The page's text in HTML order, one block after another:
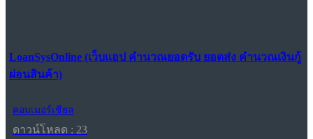
LoanSysOnline (เว็บแอป คำนวณยอดรับ ยอดส่ง คำนวณเงินกู้
ผ่อนสินค้า)
คอมเมอร์เชียล
ดาวน์โหลด : 23